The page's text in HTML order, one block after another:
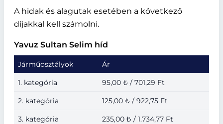
A hidak és alagutak esetében a következő
díjakkal kell számolni.
Yavuz Sultan Selim híd
Járműosztályok Ár
1. kategória 95,00 ₺ / 701,29 Ft
2. kategória 125,00 ₺ / 922,75 Ft
3. kategória 235,00 ₺ / 1.734,77 Ft